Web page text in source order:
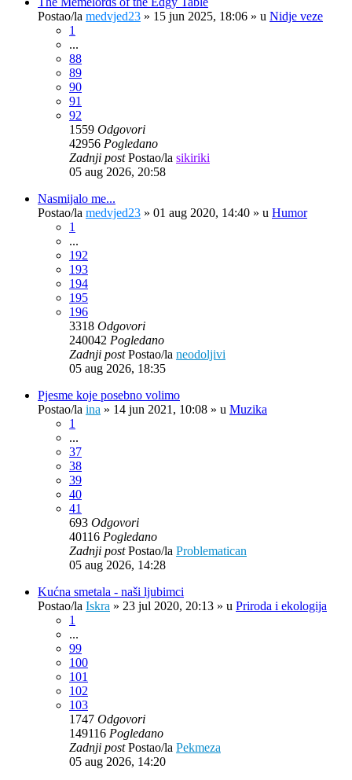
Postao/la medvjed23 » 15 jun 2025, 18:06 » u Nidje veze
1
...
88
89
90
91
92
1559 Odgovori
42956 Pogledano
Zadnji postPostao/la sikiriki
05 aug 2026, 20:58
Nasmijalo me...
Postao/la medvjed23 » 01 aug 2020, 14:40 » u Humor
1
...
192
193
194
195
196
3318 Odgovori
240042 Pogledano
Zadnji postPostao/la neodoljivi
05 aug 2026, 18:35
Pjesme koje posebno volimo
Postao/la ina » 14 jun 2021, 10:08 » u Muzika
1
...
37
38
39
40
41
693 Odgovori
40116 Pogledano
Zadnji postPostao/la Problematican
05 aug 2026, 14:28
Kućna smetala - naši ljubimci
Postao/la Iskra » 23 jul 2020, 20:13 » u Priroda i ekologija
1
...
99
100
101
102
103
1747 Odgovori
149116 Pogledano
Zadnji postPostao/la Pekmeza
05 aug 2026, 14:20